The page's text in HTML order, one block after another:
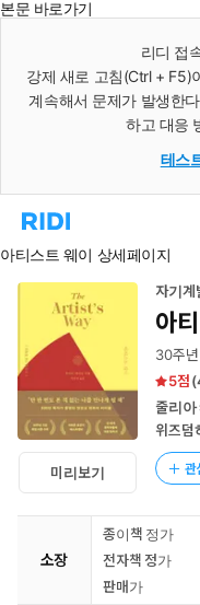
본문 바로가기
리디 접
강제 새로 고침(Ctrl + F5)
계속해서 문제가 발생한
하고 대응
테스
리
홈
로
아티스트 웨이 상세페이지
미리보기
자기계
아
30주
5
(
줄리아
위즈덤
관
소장
종이책 정가
전자책 정가
판매가